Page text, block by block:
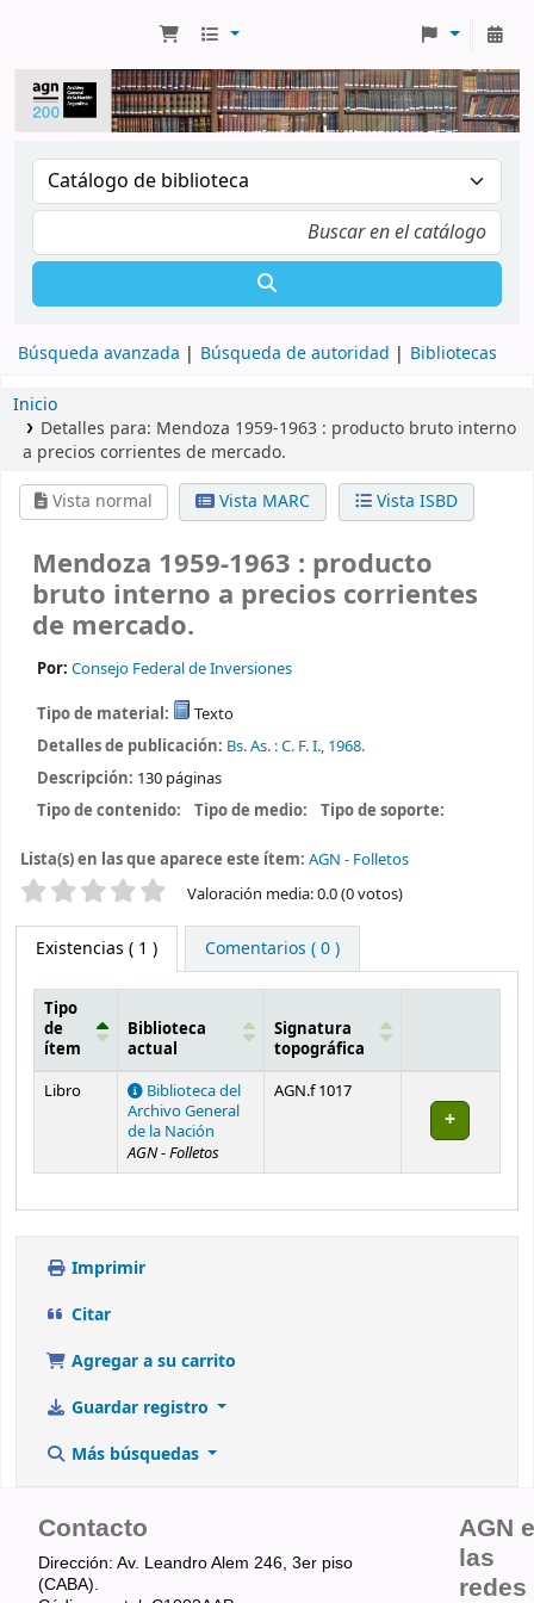
Búsqueda avanzada Búsqueda de autoridad Bibliotecas
Inicio
Detalles para: Mendoza 1959-1963 : producto bruto interno
a precios corrientes de mercado.
Vista normal
Vista MARC Vista ISBD
Mendoza 1959-1963 : producto
bruto interno a precios corrientes
de mercado.
Por: Consejo Federal de Inversiones
Tipo de material:
Texto
Detalles de publicación: Bs. As. :C. F. I., 1968.
Descripción: 130 páginas
Tipo de contenido:
Tipo de medio: Tipo de soporte:
Lista(s) en las que aparece este ítem: AGN - Folletos
Valoración Valoración media: 0.0 (0 votos)
Existencias ( 1 ) Comentarios ( 0 )
Existencias
Tipo
de
ítem
Biblioteca
actual
Signatura
topográfica
Libro
Biblioteca del
Archivo General
de la Nación
AGN - Folletos
AGN.f 1017
Imprimir
Citar
Agregar a su carrito
Guardar registro
Más búsquedas
Contacto
Dirección: Av. Leandro Alem 246, 3er piso
(CABA).
AGN
las
redes